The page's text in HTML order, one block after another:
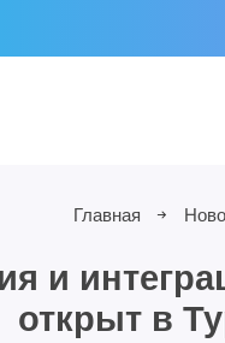
Главная
и
открыт в